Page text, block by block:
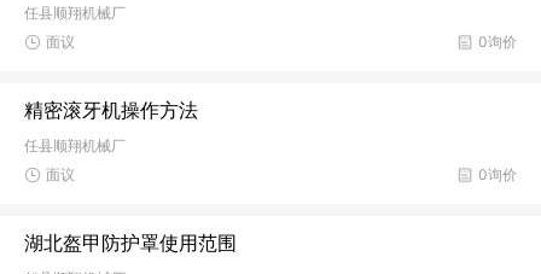
任县顺翔机械厂
0询价
面议
精密滚牙机操作方法
任县顺翔机械厂
0询价
面议
湖北盔甲防护罩使用范围